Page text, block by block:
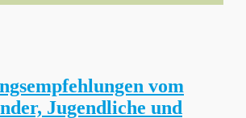
vom
Jugendliche und